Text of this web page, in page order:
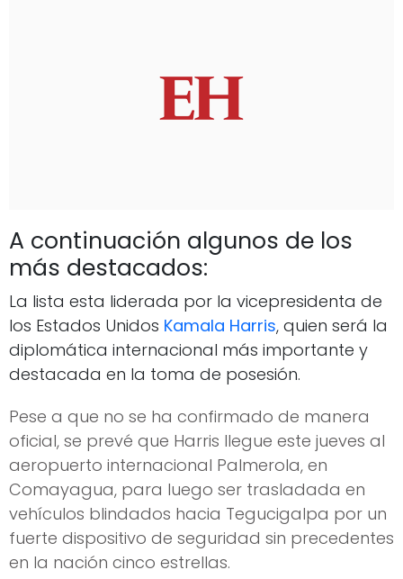
A continuación algunos de los
más destacados:
La lista esta liderada por la vicepresidenta de
los Estados Unidos Kamala Harris, quien será la
diplomática internacional más importante y
destacada en la toma de posesión.
Pese a que no se ha confirmado de manera
oficial, se prevé que Harris llegue este jueves al
aeropuerto internacional Palmerola, en
Comayagua, para luego ser trasladada en
vehículos blindados hacia Tegucigalpa por un
fuerte dispositivo de seguridad sin precedentes
en la nación cinco estrellas.